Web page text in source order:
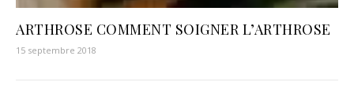
ARTHROSE COMMENT SOIGNER L’ARTHROSE
15 septembre 2018